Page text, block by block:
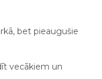
bet pieaugušie
vecākiem un